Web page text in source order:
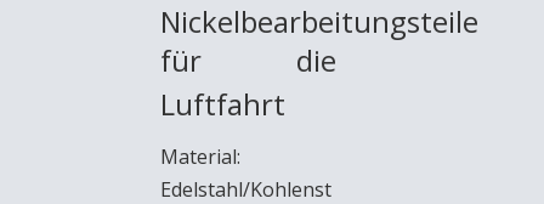
Nickelbearbeitungsteile
für die
Luftfahrt
Material:
Edelstahl/Kohlenst